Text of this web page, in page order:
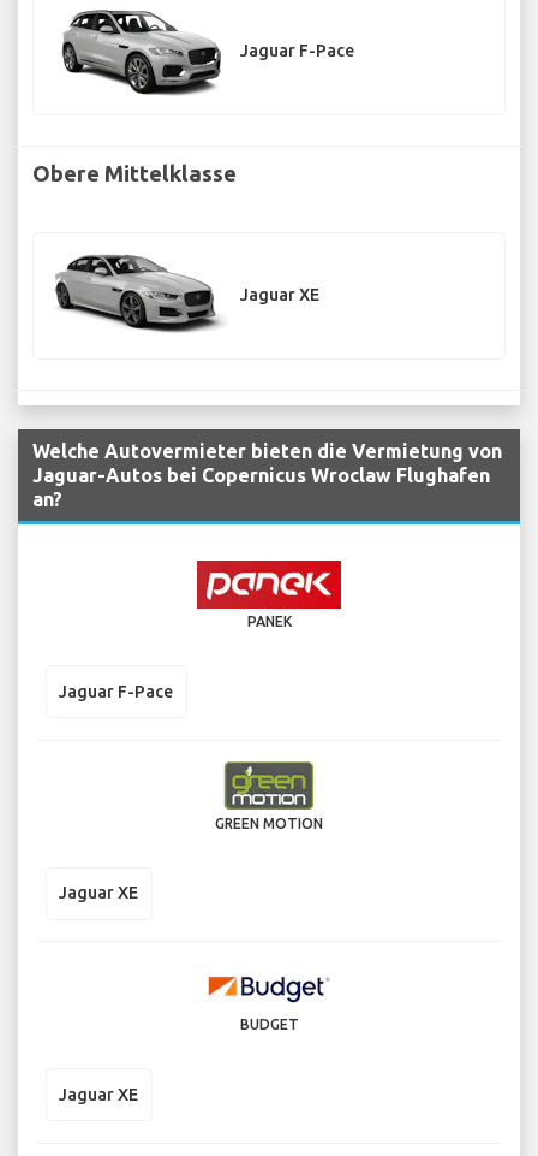
Jaguar F-Pace
Obere Mittelklasse
Jaguar XE
Welche Autovermieter bieten die Vermietung von
Jaguar-Autos bei Copernicus Wroclaw Flughafen
an?
PANEK
Jaguar F-Pace
GREEN MOTION
Jaguar XE
BUDGET
Jaguar XE